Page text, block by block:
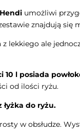
umożliwi
znajdują się
z lekkiego ale
l posiada
od ilości ryżu.
łyżka do ryżu.
w obsłudze.